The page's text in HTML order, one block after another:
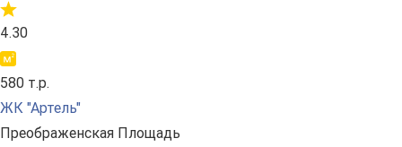
4.30
580 т.р.
ЖК "Артель"
Преображенская Площадь